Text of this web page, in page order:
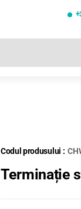
Codul produsului :
Terminație